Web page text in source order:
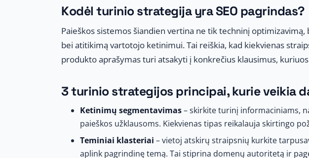
Kodėl turinio strategija yra SEO pagrindas?
Paieškos sistemos šiandien vertina ne tik techninį
bei atitikimą vartotojo ketinimui. Tai reiškia, kad kiekvienas
produkto aprašymas turi atsakyti į konkrečius klausimus,
3 turinio strategijos principai, kurie veikia
Ketinimų segmentavimas– skirkite turinį informaciniams,
paieškos užklausoms. Kiekvienas tipas reikalauja skirtingo
Teminiai klasteriai – vietoj atskirų straipsnių kurkite
aplink pagrindinę temą. Tai stiprina domenų autoritetą ir